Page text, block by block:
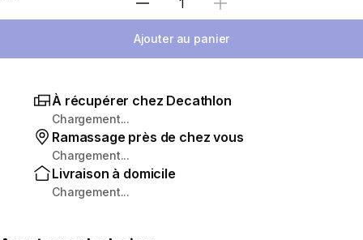
Sélectionnez la quantité
Ajouter au panier
À récupérer chez Decathlon
Chargement...
Ramassage près de chez vous
Chargement...
Livraison à domicile
Chargement...